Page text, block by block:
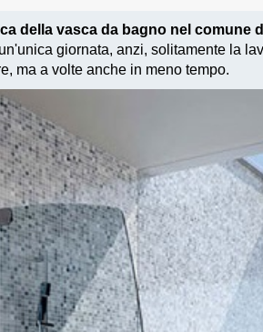
della vasca da bagno nel comune
giornata, anzi, solitamente la
ma a volte anche in meno tempo.